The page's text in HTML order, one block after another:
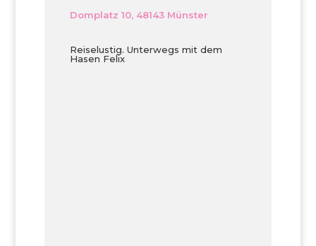
Domplatz 10, 48143 Münster
Reiselustig. Unterwegs mit dem
Hasen Felix